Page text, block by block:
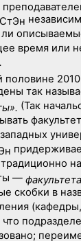
СтЭн
ли
время или
половине
так
(Так
—
скобки в
что